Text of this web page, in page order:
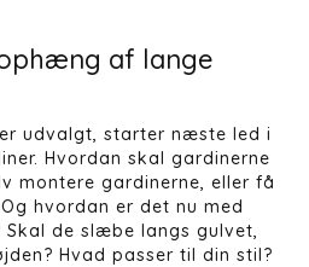
af lange
udvalgt, starter næste led i
Hvordan skal gardinerne
montere gardinerne, eller få
hvordan er det nu med
de slæbe langs gulvet,
Hvad passer til din stil?